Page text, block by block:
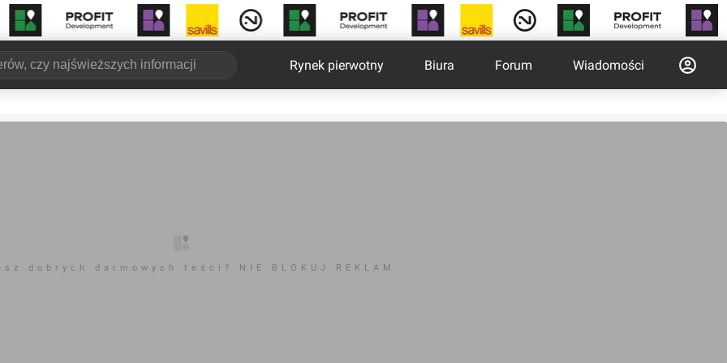
Rynek pierwotny Biura Forum Wiadomości
dobrych darmowych teści? NIE BLOKUJ REKLAM